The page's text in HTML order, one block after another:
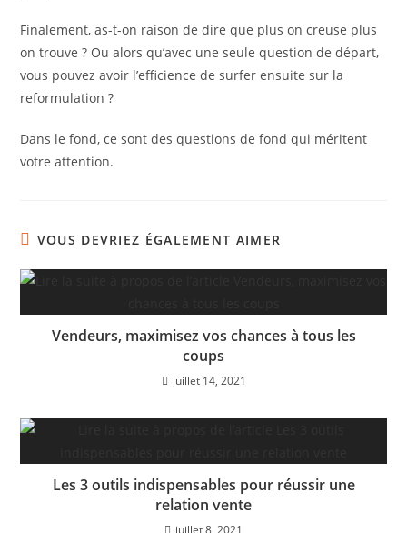
Finalement, as-t-on raison de dire que plus on creuse plus
on trouve ? Ou alors qu’avec une seule question de départ,
vous pouvez avoir l’efficience de surfer ensuite sur la
reformulation ?
Dans le fond, ce sont des questions de fond qui méritent
votre attention.
VOUS DEVRIEZ ÉGALEMENT AIMER
Vendeurs, maximisez vos chances à tous les
coups
juillet 14, 2021
Les 3 outils indispensables pour réussir une
relation vente
juillet 8, 2021